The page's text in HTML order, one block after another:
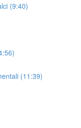
(9:40)
(11:39)